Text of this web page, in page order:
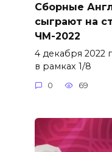
Сборные
сыграют на
ЧМ-2022
4 декабря 2022
в рамках 1/8
0 69